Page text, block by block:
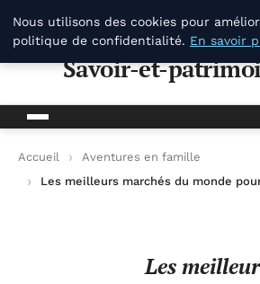
Savoir-et-patrimoine.com
Savoir-et-
Accueil
Aventures en famille
Les meilleurs marchés du monde
Les
Nous utilisons des cookies pour
politique de confidentialité. En savoir